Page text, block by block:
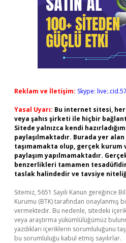
Reklam ve İletişim: Skype:
Yasal Uyarı: Bu internet sitesi,
veya şahıs şirketi ile hiçbir
Sitede yalnızca kendi
paylaşılmaktadır. Burada yer
taşımamakta olup, gerçek kurum
paylaşım yapılmamaktadır.
benzerlikleri tamamen
taslak halindedir ve tavsiye
Sitemiz, 5651 Sayılı Kanun gereğince
Kurumu (BTK) tarafından onaylanmış
vermektedir. Bu nedenle, sitedeki
veya araştırma yükümlülüğümüz
yazdıkları içeriklerin sorumluluğunu
bu sorumluluğu kabul etmiş sayılırlar.